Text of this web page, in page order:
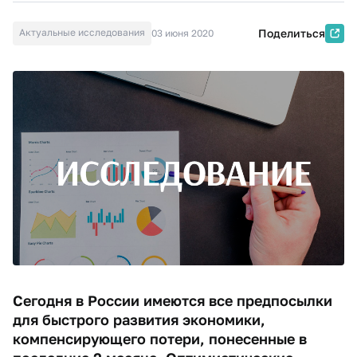
Актуальные исследования 03 июня 2020 Поделиться
Сегодня в России имеются все предпосылки
для быстрого развития экономики,
компенсирующего потери, понесенные в